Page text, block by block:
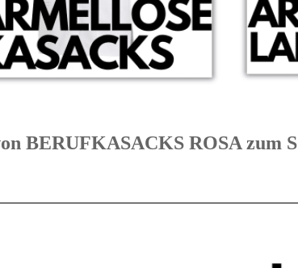
BERUFKASACKS ROSA zum